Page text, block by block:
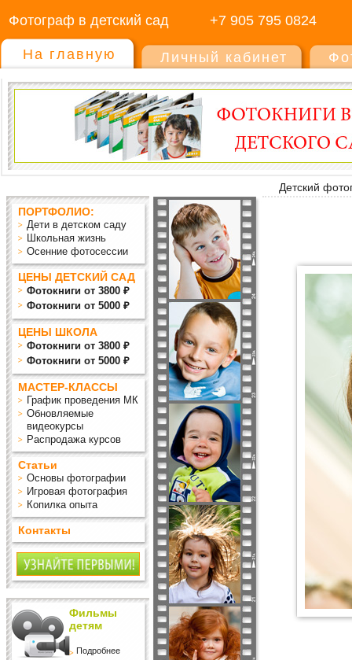
Фотограф в детский сад +7 905 795 0824
На главную Личный кабинет
Детский
ПОРТФОЛИО:
Дети в детском саду
Школьная жизнь
Осенние фотосессии
ЦЕНЫ ДЕТСКИЙ САД
Фотокниги от 3800 ₽
Фотокниги от 5000 ₽
ЦЕНЫ ШКОЛА
Фотокниги от 3800 ₽
Фотокниги от 5000 ₽
МАСТЕР-КЛАССЫ
График проведения МК
Обновляемые
видеокурсы
Распродажа курсов
Статьи
Основы фотографии
Игровая фотография
Копилка опыта
Контакты
Фильмы
детям
Подробнее